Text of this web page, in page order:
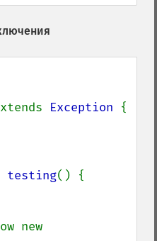
Exception {
testing() {